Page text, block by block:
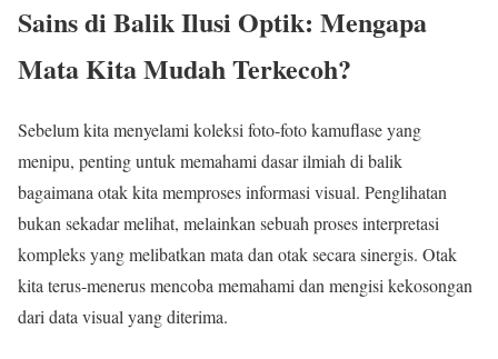
Sains di Balik Ilusi Optik: Mengapa
Mata Kita Mudah Terkecoh?
Sebelum kita menyelami koleksi foto-foto kamuflase yang
menipu, penting untuk memahami dasar ilmiah di balik
bagaimana otak kita memproses informasi visual. Penglihatan
bukan sekadar melihat, melainkan sebuah proses interpretasi
kompleks yang melibatkan mata dan otak secara sinergis. Otak
kita terus-menerus mencoba memahami dan mengisi kekosongan
dari data visual yang diterima.